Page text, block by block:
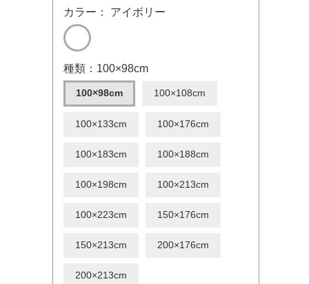
カラー： アイボリー
種類：100×98cm
100×98cm 100×108cm
100×133cm 100×176cm
100×183cm 100×188cm
100×198cm 100×213cm
100×223cm 150×176cm
150×213cm 200×176cm
200×213cm